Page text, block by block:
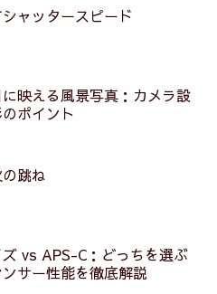
ャッタースピード
映える風景写真：カメラ設
ポイント
跳ね
ズ vs APS-C：どっちを選ぶ
サー性能を徹底解説